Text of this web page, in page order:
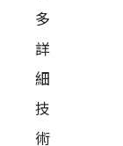
多
詳
細
技
術